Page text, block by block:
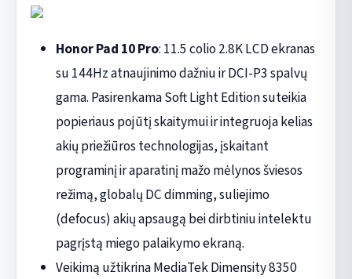
Honor Pad 10 Pro: 11.5 colio 2.8K LCD ekranas
su 144Hz atnaujinimo dažniu ir DCI-P3 spalvų
gama. Pasirenkama Soft Light Edition suteikia
popieriaus pojūtį skaitymui ir integruoja kelias
akių priežiūros technologijas, įskaitant
programinį ir aparatinį mažo mėlynos šviesos
režimą, globalų DC dimming, suliejimo
(defocus) akių apsaugą bei dirbtiniu intelektu
pagrįstą miego palaikymo ekraną.
Veikimą užtikrina MediaTek Dimensity 8350